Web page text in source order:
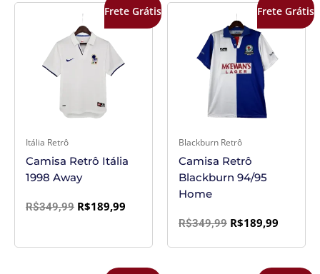
Frete Grátis
Itália Retrô
Camisa Retrô Itália
1998 Away
R$349,99
original
era:
R$349,99.
R$189,99
O
Frete Grátis
Blackburn Retrô
Camisa Retrô
Blackburn 94/95
Home
R$349,99
preço
original
era:
R$349,99.
R$189,99
O